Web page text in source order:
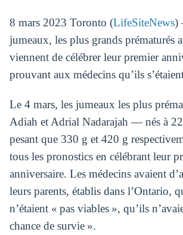
8 mars 2023 Toronto (LifeSiteNews)
jumeaux, les plus grands prématurés
viennent de célébrer leur premier
prouvant aux médecins qu’ils
Le 4 mars, les jumeaux les plus
Adiah et Adrial Nadarajah — nés à 22
pesant que 330 g et 420 g
tous les pronostics en célébrant leur
anniversaire. Les médecins avaient
leurs parents, établis dans l’Ontario,
n’étaient « pas viables », qu’ils
chance de survie ».